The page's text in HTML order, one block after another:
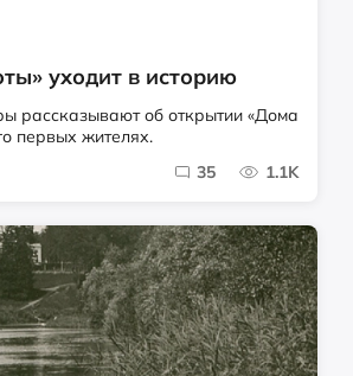
уходит в историю
рассказывают об открытии «Дома
первых жителях.
35 1.1K